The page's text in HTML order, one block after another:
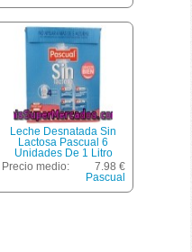
Leche Desnatada Sin
Lactosa Pascual 6
Unidades De 1 Litro
Precio medio:
7.98 €
Pascual